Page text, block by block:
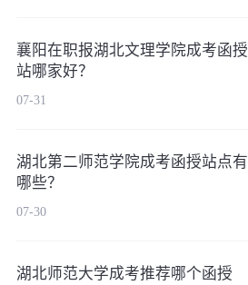
襄阳在职报湖北文理学院成考函授
站哪家好？
07-31
湖北第二师范学院成考函授站点有
哪些？
07-30
湖北师范大学成考推荐哪个函授